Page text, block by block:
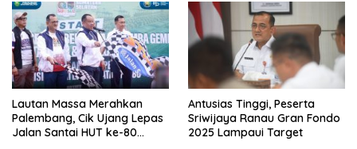
Lautan Massa Merahkan
Palembang, Cik Ujang Lepas
Jalan Santai HUT ke-80
Antusias Tinggi, Peserta
Sriwijaya Ranau Gran Fondo
2025 Lampaui Target